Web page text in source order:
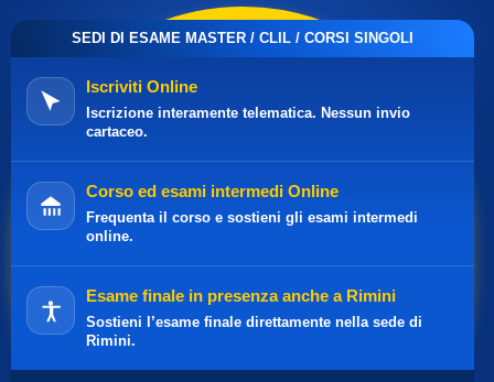
SEDI DI ESAME MASTER / CLIL / CORSI SINGOLI
Iscriviti Online
Iscrizione interamente telematica. Nessun invio
cartaceo.
Corso ed esami intermedi Online
Frequenta il corso e sostieni gli esami intermedi
online.
Esame finale in presenza anche a Rimini
Sostieni l’esame finale direttamente nella sede di
Rimini.